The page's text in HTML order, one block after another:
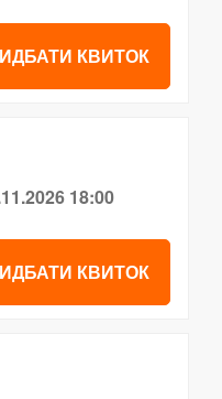
КВИТОК
18:00
КВИТОК